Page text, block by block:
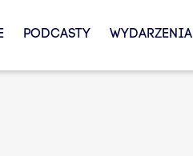
PODCASTY WYDARZENIA